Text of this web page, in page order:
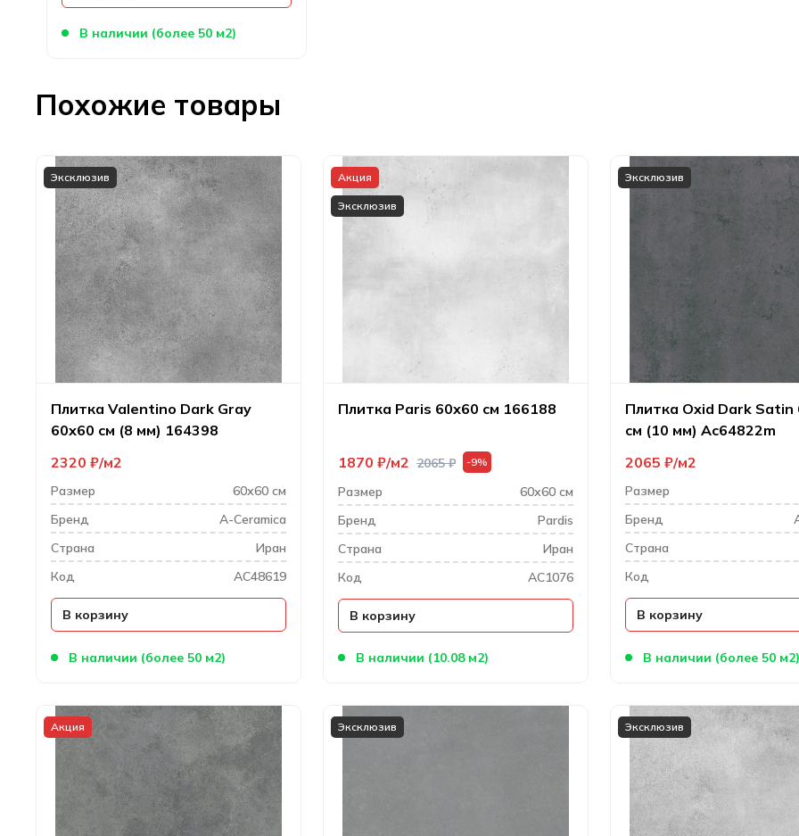
В наличии (более 50 м2)
Похожие товары
Эксклюзив
Плитка Valentino Dark Gray
60х60 см (8 мм) 164398
В наличии (более 50 м2)
2320 ₽ м2
Размер
60х60 см
Бренд
A-Ceramica
Cтрана
Иран
Код
AC48619
В корзину
Акция
Эксклюзив
Плитка Paris 60х60 см 166188
В наличии (10.08 м2)
-9%
2065₽
1870 ₽ м2
Размер
60х60 см
Бренд
Pardis
Cтрана
Иран
Код
AC1076
В корзину
Эксклюзив
Плитка Oxid Dark Satin
см (10 мм) Ac64822m
В наличии (более 50 м2)
2065 ₽ м2
Размер
Бренд
Cтрана
Код
В корзину
Акция Эксклюзив Эксклюзив